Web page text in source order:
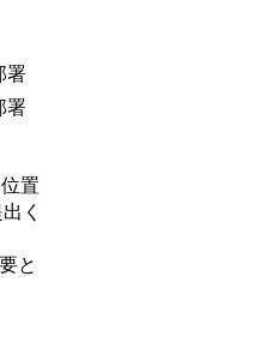
署
署
置
く
と